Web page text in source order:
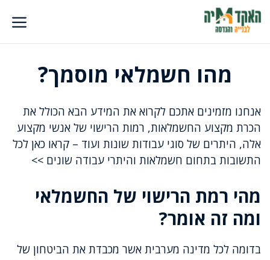
לדלג
לתוכן
מהו חשמלאי מוסמך?
אנחנו מזמינים אתכם לקרוא את המידע הבא הכולל את
הכרת מקצוע החשמלאות, רמות הרישוי של אנשי מקצוע
אלה, היתרים של סוגי עבודות שונות ועוד – קראו כאן לכל
התשובות בתחום חשמלאות והיתרי עבודה שונים >>
מהי רמת הרישוי של החשמלאי
ומה זה אומר?
בדומה לכל מדינה מערבית אשר מכבדת את הביטחון של